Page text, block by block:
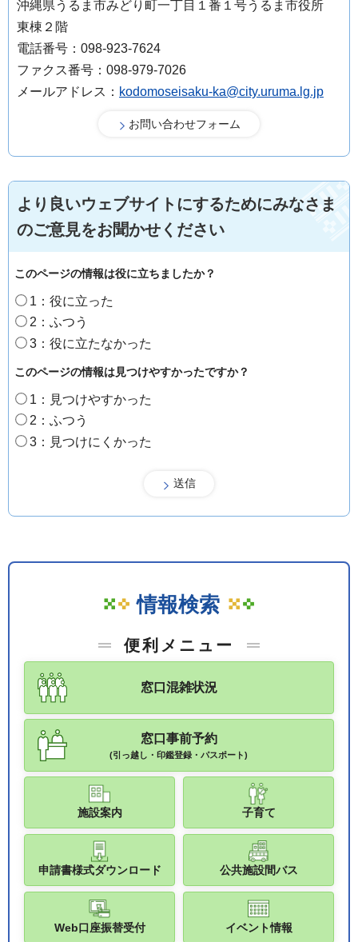
沖縄県うるま市みどり町一丁目１番１号うるま市役所
東棟２階
電話番号：098-923-7624
ファクス番号：098-979-7026
メールアドレス： kodomoseisaku-ka@city.uruma.lg.jp
より良いウェブサイトにするためにみなさま
のご意見をお聞かせください
このページの情報は役に立ちましたか？
1：役に立った
2：ふつう
3：役に立たなかった
このページの情報は見つけやすかったですか？
1：見つけやすかった
2：ふつう
3：見つけにくかった
情報検索
便利メニュー
窓口混雑状況
窓口事前予約
(引っ越し・印鑑登録・パスポート)
施設案内 子育て
申請書様式ダウンロード 公共施設間バス
Web口座振替受付 イベント情報